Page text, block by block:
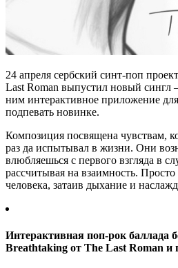
24 апреля сербский синт-поп
Last Roman выпустил новый сингл
ним интерактивное приложение для
подпевать новинке.
Композиция посвящена чувствам,
раз да испытывал в жизни. Они
влюбляешься с первого взгляда в
рассчитывая на взаимность.
человека, затаив дыхание и
Интерактивная поп-рок баллада
Breathtaking от The Last Roman и